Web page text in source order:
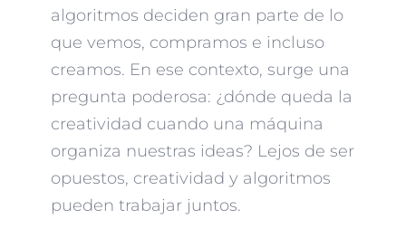
algoritmos deciden gran parte de lo
que vemos, compramos e incluso
creamos. En ese contexto, surge una
pregunta poderosa: ¿dónde queda la
creatividad cuando una máquina
organiza nuestras ideas? Lejos de ser
opuestos, creatividad y algoritmos
pueden trabajar juntos.